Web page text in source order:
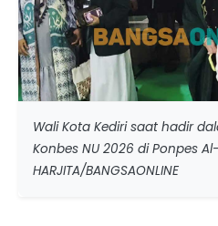
Wali Kota Kediri saat hadir
Konbes NU 2026 di Ponpes
HARJITA/BANGSAONLINE